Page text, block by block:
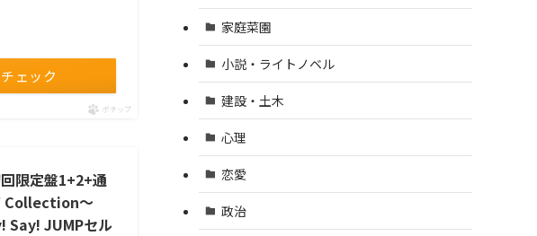
ェック
ポチップ
限定盤1+2+通
Collection～
Say! JUMPセル
家庭菜園
小説・ライトノベル
建設・土木
心理
恋愛
政治